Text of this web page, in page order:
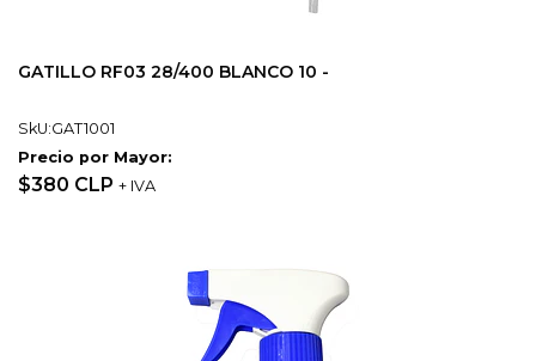
GATILLO RF03 28/400 BLANCO 10 -
SkU:GAT1001
Precio por Mayor:
$380 CLP + IVA